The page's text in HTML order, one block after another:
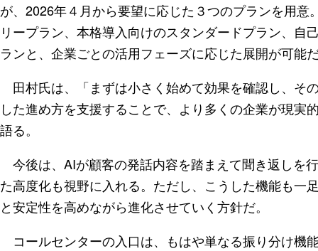
が、2026年４月から要望に応じた３つのプランを用
リープラン、本格導入向けのスタンダードプラン、自
ランと、企業ごとの活用フェーズに応じた展開が可能
田村氏は、「まずは小さく始めて効果を確認し、そ
した進め方を支援することで、より多くの企業が現実
語る。
今後は、AIが顧客の発話内容を踏まえて聞き返しを
た高度化も視野に入れる。ただし、こうした機能も一
と安定性を高めながら進化させていく方針だ。
コールセンターの入口は、もはや単なる振り分け機